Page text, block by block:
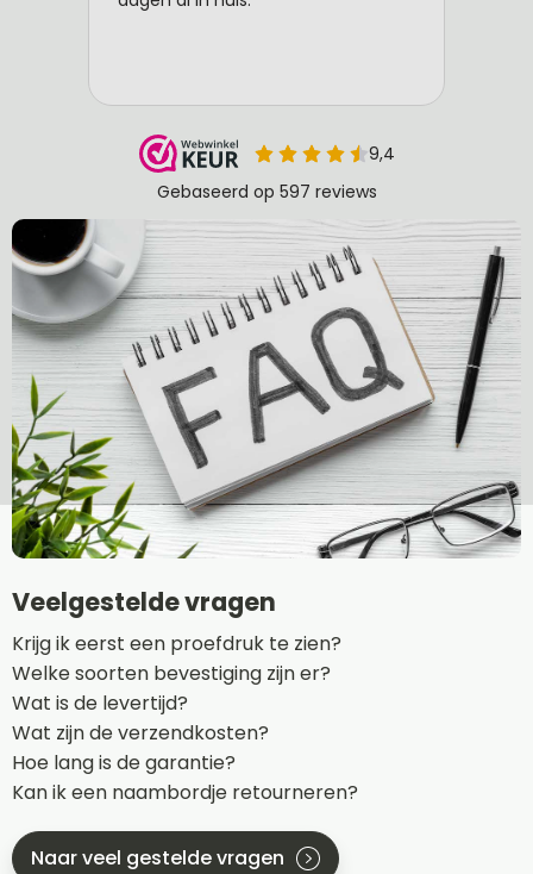
Veelgestelde vragen
Krijg ik eerst een proefdruk te zien?
Welke soorten bevestiging zijn er?
Wat is de levertijd?
Wat zijn de verzendkosten?
Hoe lang is de garantie?
Kan ik een naambordje retourneren?
Naar veel gestelde vragen